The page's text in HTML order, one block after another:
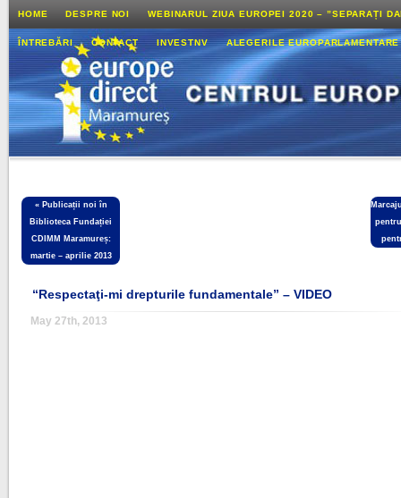
HOME DESPRE NOI WEBINARUL ZIUA EUROPEI 2020 – ”SEPARAȚI
ÎNTREBĂRI CONTACT INVESTNV ALEGERILE
« Publicații noi în
Biblioteca Fundației
CDIMM Maramureș:
martie – aprilie 2013
“Respectaţi-mi drepturile fundamentale” – VIDEO
May 27th, 2013